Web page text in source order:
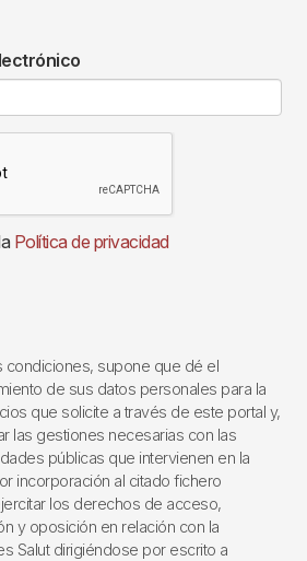
Política de privacidad
condiciones, supone que dé el
de sus datos personales para la
que solicite a través de este portal y,
las gestiones necesarias con las
públicas que intervienen en la
incorporación al citado fichero
los derechos de acceso,
y oposición en relación con la
Salut dirigiéndose por escrito a